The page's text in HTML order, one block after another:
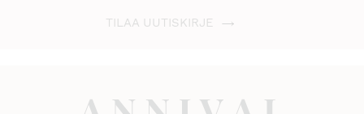
TILAA UUTISKIRJE